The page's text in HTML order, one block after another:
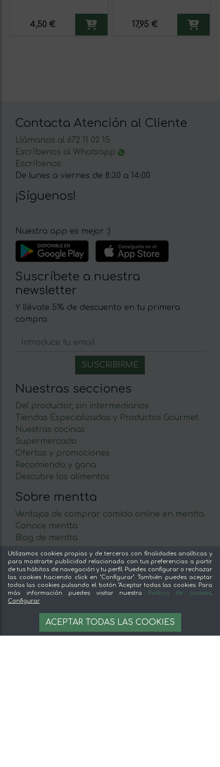
4,50 € 17,95 €
Contacta Atención al Cliente
Llámanos al 672 11 02 15
Escríbenos al Whatsapp
Escríbenos
De lunes a viernes de 8:30 a 14:00
¡Síguenos!
Nuestra app es mejor :)
Suscríbete a nuestra
newsletter
Y llévate 5% de descuento en tu primera
compra
Nuestras secciones
Del productor, sin intermediarios
Tiendas Especializadas y Productos Gourmet
Nuestras cocinas
Supermercado
Ofertas y promociones
Recomienda y gana
Descubre los alimentos
Sobre mentta
Ventajas de comprar comida online en mentta
Conoce mentta
Blog de mentta
Vende en mentta
Fidelización
Preguntas frecuentes
Legal
Términos y condiciones
Pago seguro
Utilizamos cookies propias y de terceros con finalidades analíticas y
para mostrarte publicidad relacionada con tus preferencias a partir
de tus hábitos de navegación y tu perfil. Puedes configurar o rechazar
las cookies haciendo click en "Configurar". También puedes aceptar
todas las cookies pulsando el botón "Aceptar todas las cookies. Para
más información puedes visitar nuestra
Política de cookies.
Configurar
ACEPTAR TODAS LAS COOKIES